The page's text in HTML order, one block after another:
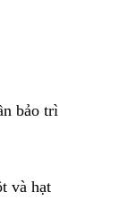
bảo trì
và hạt